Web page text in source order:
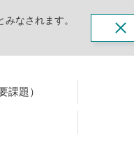
なされます。
課題）